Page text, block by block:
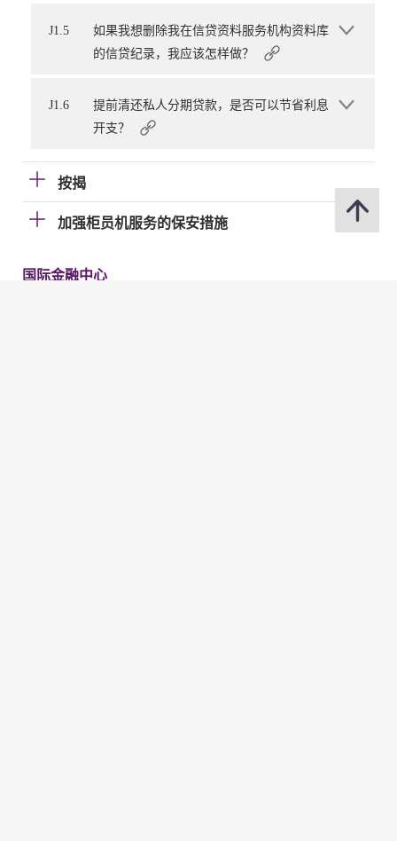
J1.5
如果我想删除我在信贷资料服务机构资料库
的信贷纪录，我应该怎样做？
J1.6
提前清还私人分期贷款，是否可以节省利息
开支？
按揭
加强柜员机服务的保安措施
国际金融中心